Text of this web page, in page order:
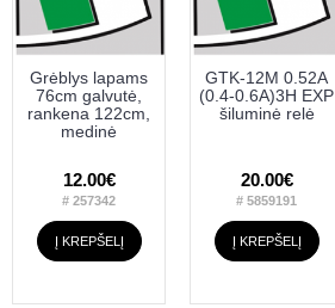
Grėblys lapams
76cm galvutė,
rankena 122cm,
medinė
12.00€
# 257342
Į KREPŠELĮ
GTK-12M 0.52A
(0.4-0.6A)3H EXP
šiluminė relė
20.00€
# 5859191
Į KREPŠELĮ